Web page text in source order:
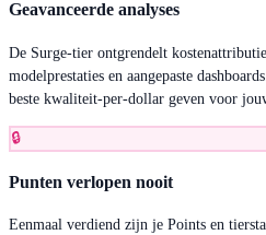
Geavanceerde analyses
De Surge-tier ontgrendelt
modelprestaties en aangepaste
beste kwaliteit-per-dollar geven voor
🔒
Punten verlopen nooit
Eenmaal verdiend zijn je Points en